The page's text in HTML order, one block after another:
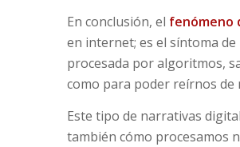
En conclusión, el fenómeno
en internet; es el síntoma
procesada por algoritmos,
como para poder reírnos de
Este tipo de narrativas
también cómo procesamos